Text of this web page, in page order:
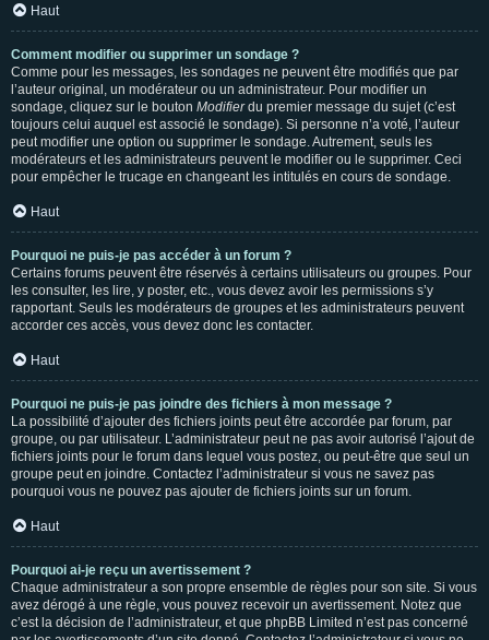
Haut
Comment modifier ou supprimer un sondage ?
Comme pour les messages, les sondages ne peuvent être modifiés que par
l’auteur original, un modérateur ou un administrateur. Pour modifier un
sondage, cliquez sur le bouton Modifierdu premier message du sujet (c’est
toujours celui auquel est associé le sondage). Si personne n’a voté, l’auteur
peut modifier une option ou supprimer le sondage. Autrement, seuls les
modérateurs et les administrateurs peuvent le modifier ou le supprimer. Ceci
pour empêcher le trucage en changeant les intitulés en cours de sondage.
Haut
Pourquoi ne puis-je pas accéder à un forum ?
Certains forums peuvent être réservés à certains utilisateurs ou groupes. Pour
les consulter, les lire, y poster, etc., vous devez avoir les permissions s’y
rapportant. Seuls les modérateurs de groupes et les administrateurs peuvent
accorder ces accès, vous devez donc les contacter.
Haut
Pourquoi ne puis-je pas joindre des fichiers à mon message ?
La possibilité d’ajouter des fichiers joints peut être accordée par forum, par
groupe, ou par utilisateur. L’administrateur peut ne pas avoir autorisé l’ajout de
fichiers joints pour le forum dans lequel vous postez, ou peut-être que seul un
groupe peut en joindre. Contactez l’administrateur si vous ne savez pas
pourquoi vous ne pouvez pas ajouter de fichiers joints sur un forum.
Haut
Pourquoi ai-je reçu un avertissement ?
Chaque administrateur a son propre ensemble de règles pour son site. Si vous
avez dérogé à une règle, vous pouvez recevoir un avertissement. Notez que
c’est la décision de l’administrateur, et que phpBB Limited n’est pas concerné